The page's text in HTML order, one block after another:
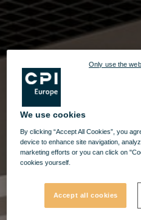
We use cookies
By clicking “Accept All Cookies”, you
device to enhance site navigation,
marketing efforts or you can click on
cookies yourself.
Accept all cookies
Only use the